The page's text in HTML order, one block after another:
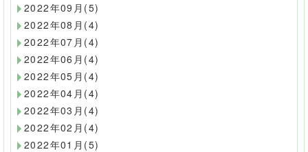
2022年09月(5)
2022年08月(4)
2022年07月(4)
2022年06月(4)
2022年05月(4)
2022年04月(4)
2022年03月(4)
2022年02月(4)
2022年01月(5)